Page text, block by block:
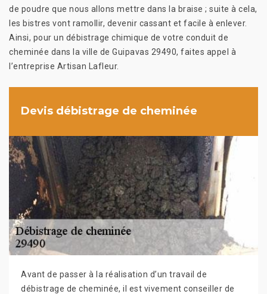
de poudre que nous allons mettre dans la braise ; suite à cela,
les bistres vont ramollir, devenir cassant et facile à enlever.
Ainsi, pour un débistrage chimique de votre conduit de
cheminée dans la ville de Guipavas 29490, faites appel à
l’entreprise Artisan Lafleur.
Devis débistrage de cheminée
Avant de passer à la réalisation d’un travail de
débistrage de cheminée, il est vivement conseiller de